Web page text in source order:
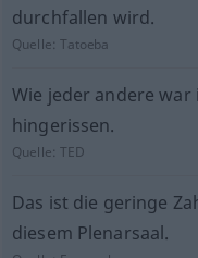
durchfallen wird.
Quelle:Tatoeba
Wie jeder andere
hingerissen.
Quelle:TED
Das ist die geringe
diesem Plenarsaal.